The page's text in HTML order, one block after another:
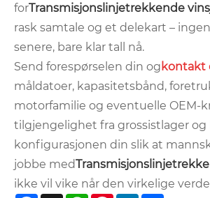
forTransmisjonslinjetrekkende
rask samtale og et delekart –
senere, bare klar tall nå.
Send forespørselen din og kontakt
måldatoer, kapasitetsbånd,
motorfamilie og eventuelle OEM-
tilgjengelighet fra grossistlager og
konfigurasjonen din slik at
jobbe med
ikke vil vike når den virkelige